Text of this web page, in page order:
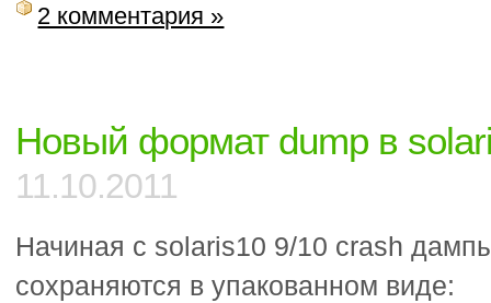
2 комментария »
Новый формат dump в
11.10.2011
Начиная с solaris10 9/10 crash
сохраняются в упакованном виде: